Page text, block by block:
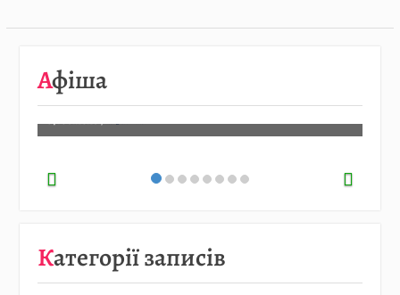
Афіша
08.08
Детальніше…
Категорії записів